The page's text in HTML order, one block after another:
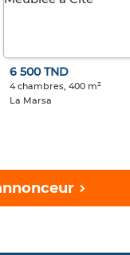
6 500 TND
4 chambres, 400 m²
La Marsa